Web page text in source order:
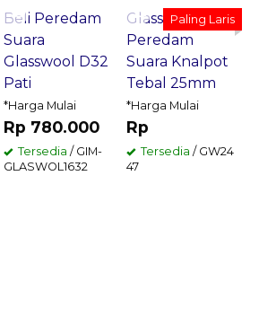
Beli Peredam
Suara
Glasswool D32
Pati
*Harga Mulai
Rp 780.000
Tersedia / GIM-
GLASWOL1632
Paling Laris
Glasswool
Peredam
Suara Knalpot
Tebal 25mm
*Harga Mulai
Rp
Tersedia / GW24
47